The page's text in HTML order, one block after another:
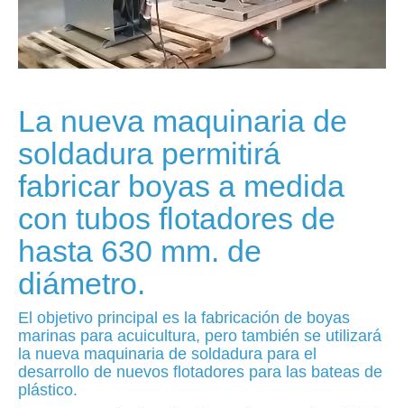
La nueva maquinaria de
soldadura permitirá
fabricar boyas a medida
con tubos flotadores de
hasta 630 mm. de
diámetro.
El objetivo principal es la fabricación de boyas
marinas para acuicultura, pero también se utilizará
la nueva maquinaria de soldadura para el
desarrollo de nuevos flotadores para las bateas de
plástico.